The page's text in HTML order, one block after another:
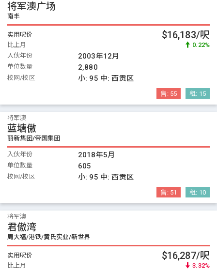
将军澳广场
南丰
实用呎价 $16,183/呎
比上月
0.22%
入伙年份
2003年12月
单位数量 2,880
校网/校区 小: 95 中:西贡区
售: 55 租: 15
将军澳
蓝塘傲
丽新集团/帝国集团
入伙年份 2018年5月
单位数量 605
校网/校区 小: 95 中:西贡区
售: 51 租: 10
将军澳
君傲湾
周大福/港铁/黄氏实业/新世界
实用呎价 $16,287/呎
比上月
3.32%